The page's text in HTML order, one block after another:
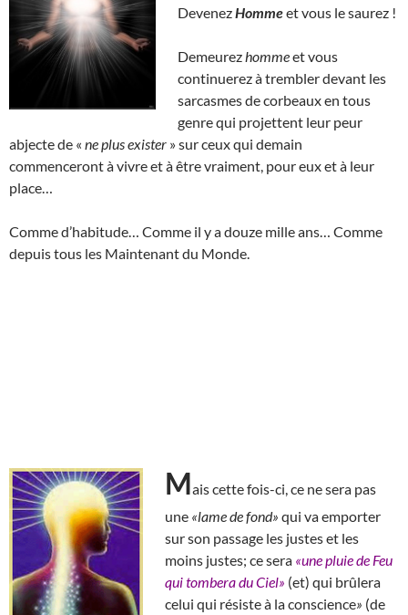
DevenezHommeet vous le saurez !
Demeurez hommeet vous
continuerez à trembler devant les
sarcasmes de corbeaux en tous
genre qui projettent leur peur
abjecte de « ne plus exister » sur ceux qui demain
commenceront à vivre et à être vraiment, pour eux et à leur
place…
Comme d’habitude… Comme il y a douze mille ans… Comme
depuis tous les Maintenant du Monde.
Mais cette fois-ci, ce ne sera pas
une «lame de fond» qui va emporter
sur son passage les justes et les
moins justes; ce sera «une pluie de Feu
qui tombera du Ciel» (et) qui brûlera
celui qui résiste à la conscience» (de